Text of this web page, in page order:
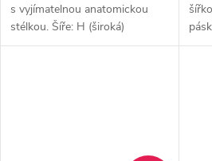
s vyjímatelnou anatomickou
stélkou. Šíře: H (široká)
VELIKOSTNÍ TABULKA